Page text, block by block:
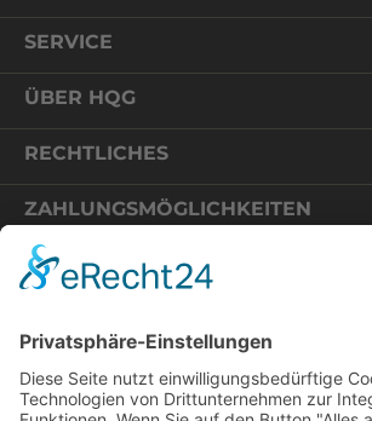
Relaunch
Wir freuen uns, dass
besuchen! Wir haben
SERVICE
ÜBER HQG
RECHTLICHES
ZAHLUNGSMÖGLICHKEITEN
Sie befinden sich auf einem Online-
Die angezeigten Preise enthalten daher
werden im Zuge des Bestellvorganges